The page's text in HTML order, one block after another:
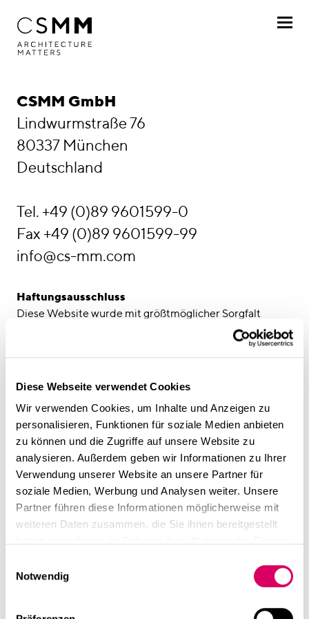
Diese Webseite verwendet Cookies
Wir verwenden Cookies, um Inhalte und Anzeigen zu
personalisieren, Funktionen für soziale Medien anbieten
zu können und die Zugriffe auf unsere Website zu
analysieren. Außerdem geben wir Informationen zu Ihrer
Verwendung unserer Website an unsere Partner für
soziale Medien, Werbung und Analysen weiter. Unsere
Partner führen diese Informationen möglicherweise mit
weiteren Daten zusammen, die Sie ihnen bereitgestellt
Notwendig
Leistungen
Projekte
Awards
Karriere
linkedininstagram
Impressum
Datenschutz
Impressum
CSMM GmbH
Lindwurmstraße 76
80337 München
Deutschland
Tel. +49 (0)89 9601599-0
Fax +49 (0)89 9601599-99
info@cs-mm.com
Haftungsausschluss
Diese Website wurde mit größtmöglicher Sorgfalt
zusammengestellt. Dennoch kann die CSMM GmbH für
die Fehlerfreiheit und Genauigkeit der enthaltenen
Haftung für Schäden, die direkt oder indirekt aus der
sorgfältiger Auswahl übernimmt CSMM keine Haftung
für die Inhalte externer Links. Für den Inhalt der
verlinkten Seiten sind ausschließlich deren Betreiber
verantwortlich.
Urheberrecht
Alle Rechte vorbehalten. Text, Bilder, Grafiken, Sound,
Animationen und Videos sowie deren Anordnung auf
den Webseiten unterliegen dem Schutz des
dieser Website darf nicht zu kommerziellen Zwecken
kopiert, verbreitet, verändert oder Dritten zugänglich
erscheinenden und möglicherweise durch andere